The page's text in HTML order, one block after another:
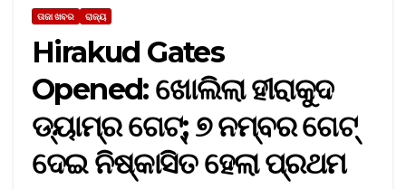
ତାଜା ଖବର ରାଜ୍ୟ
Hirakud Gates
Opened: ଖୋଲିଲା ହୀରାକୁଦ
ଡ୍ୟାମ୍‌ର ଗେଟ୍‌; ୭ ନମ୍ବର ଗେଟ୍‌
ଦେଇ ନିଷ୍କାସିତ ହେଲା ପ୍ରଥମ